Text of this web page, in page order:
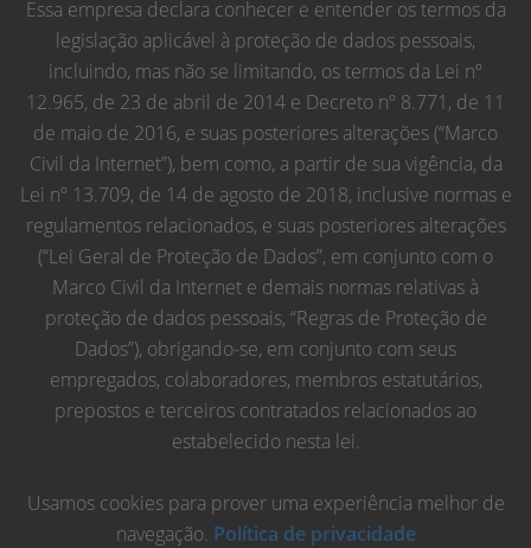
Essa empresa declara conhecer e entender os termos da
legislação aplicável à proteção de dados pessoais,
incluindo, mas não se limitando, os termos da Lei nº
12.965, de 23 de abril de 2014 e Decreto nº 8.771, de 11
de maio de 2016, e suas posteriores alterações (“Marco
Civil da Internet”), bem como, a partir de sua vigência, da
Lei nº 13.709, de 14 de agosto de 2018, inclusive normas e
regulamentos relacionados, e suas posteriores alterações
(“Lei Geral de Proteção de Dados”, em conjunto com o
Marco Civil da Internet e demais normas relativas à
proteção de dados pessoais, “Regras de Proteção de
Dados”), obrigando-se, em conjunto com seus
empregados, colaboradores, membros estatutários,
prepostos e terceiros contratados relacionados ao
estabelecido nesta lei.
Usamos cookies para prover uma experiência melhor de
navegação. Política de privacidade